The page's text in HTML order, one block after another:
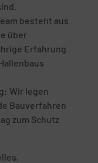
besteht aus
über
Erfahrung
Wir legen
Bauverfahren
zum Schutz